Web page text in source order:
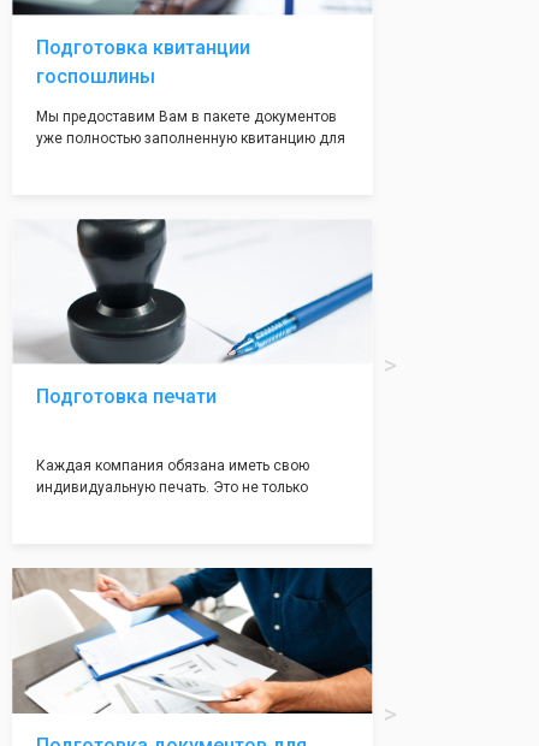
адреса не массовые и очень надежные!
Подготовка квитанции
госпошлины
Мы предоставим Вам в пакете документов
уже полностью заполненную квитанцию для
посредственно в налоговой инспекции при
подаче документов на регистрацию.
Подготовка печати
Каждая компания обязана иметь свою
индивидуальную печать. Это не только
вам поможем с помощью изготовления
печати по индивидуальному эскизу, который
Вы выберете сами из нашего каталога.